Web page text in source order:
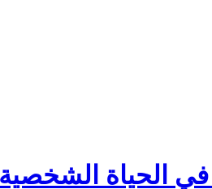
الحياة الشخصية